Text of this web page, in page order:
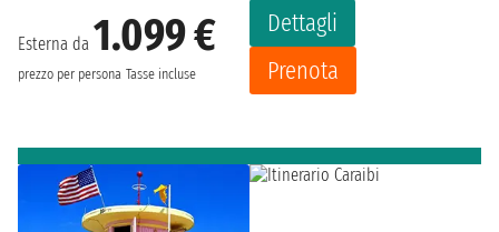
Esterna da 1.099 €
prezzo per persona Tasse incluse
Dettagli
Prenota